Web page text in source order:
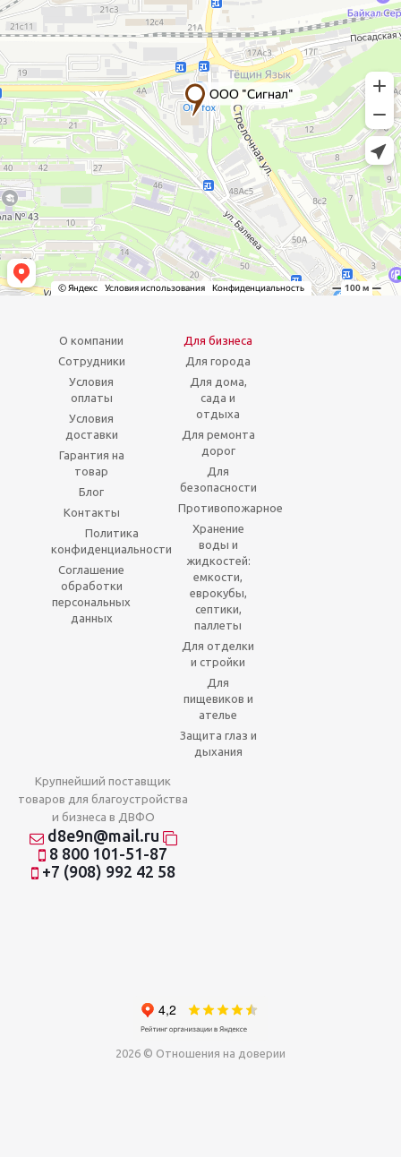
О компании
Сотрудники
Условия
оплаты
Условия
доставки
Гарантия на
товар
Блог
Контакты
Политика
конфиденциальности
Соглашение
обработки
персональных
данных
Для бизнеса
Для города
Для дома,
сада и
отдыха
Для ремонта
дорог
Для
безопасности
Противопожарное
Хранение
воды и
жидкостей:
емкости,
еврокубы,
септики,
паллеты
Для отделки
и стройки
Для
пищевиков и
ателье
Защита глаз и
дыхания
Крупнейший поставщик
товаров для благоустройства
и бизнеса в ДВФО
d8e9n@mail.ru
8 800 101-51-87
+7 (908) 992 42 58
2026 © Отношения на доверии